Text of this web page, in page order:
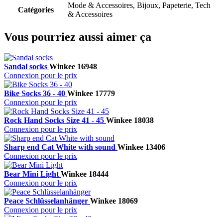
Catégories
Mode & Accessoires, Bijoux, Papeterie, Tech
& Accessoires
Vous pourriez aussi aimer ça
Sandal socks Winkee 16948
Connexion pour le prix
Bike Socks 36 - 40 Winkee 17779
Connexion pour le prix
Rock Hand Socks Size 41 - 45 Winkee 18038
Connexion pour le prix
Sharp end Cat White with sound Winkee 13406
Connexion pour le prix
Bear Mini LightWinkee 18444
Connexion pour le prix
Peace Schlüsselanhänger Winkee 18069
Connexion pour le prix